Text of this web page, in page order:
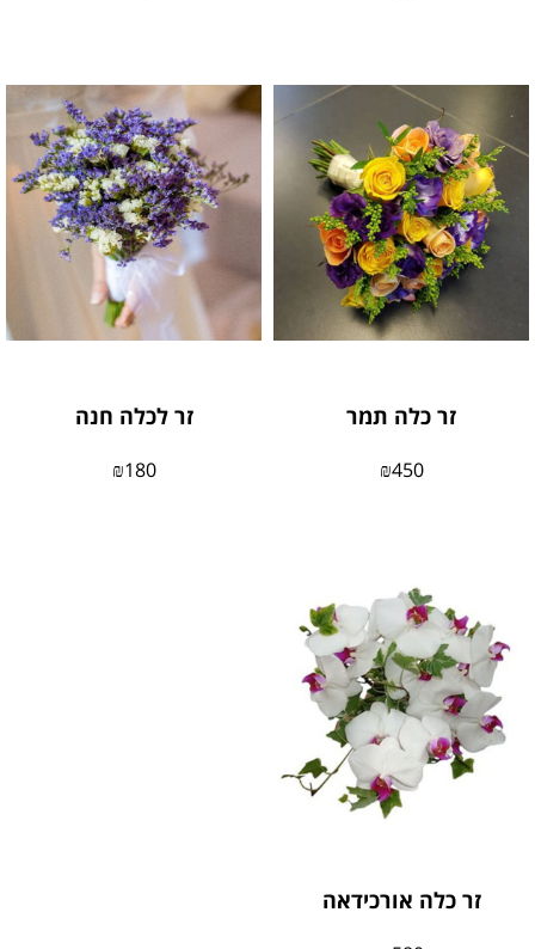
זר כלה תמר
₪450
זר לכלה חנה
₪180
זר כלה אורכידאה